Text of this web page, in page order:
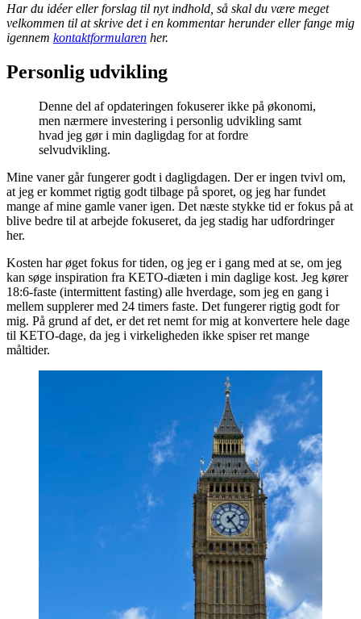
Har du idéer eller forslag til nyt indhold, så skal du være meget
velkommen til at skrive det i en kommentar herunder eller fange mig
igennem kontaktformularen her.
Personlig udvikling
Denne del af opdateringen fokuserer ikke på økonomi,
men nærmere investering i personlig udvikling samt
hvad jeg gør i min dagligdag for at fordre
selvudvikling.
Mine vaner går fungerer godt i dagligdagen. Der er ingen tvivl om,
at jeg er kommet rigtig godt tilbage på sporet, og jeg har fundet
mange af mine gamle vaner igen. Det næste stykke tid er fokus på at
blive bedre til at arbejde fokuseret, da jeg stadig har udfordringer
her.
Kosten har øget fokus for tiden, og jeg er i gang med at se, om jeg
kan søge inspiration fra KETO-diæten i min daglige kost. Jeg kører
18:6-faste (intermittent fasting) alle hverdage, som jeg en gang i
mellem supplerer med 24 timers faste. Det fungerer rigtig godt for
mig. På grund af det, er det ret nemt for mig at konvertere hele dage
til KETO-dage, da jeg i virkeligheden ikke spiser ret mange
måltider.